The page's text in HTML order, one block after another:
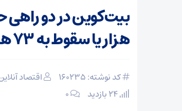
هزار یا سقوط به ۷۳ هزار دلار؟
کد نوشته: 160235 اقتصاد
۰